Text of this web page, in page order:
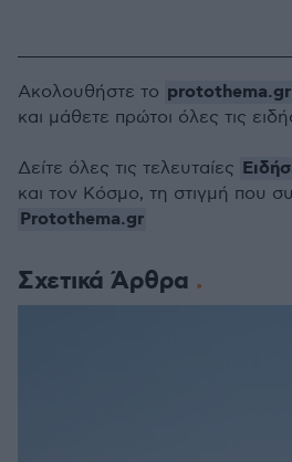
Σχετικά Άρθρα
Ακολουθήστε το
και μάθετε πρώτοι όλες τις
Δείτε όλες τις τελευταίες
και τον Κόσμο, τη στιγμή που
Protothema.gr